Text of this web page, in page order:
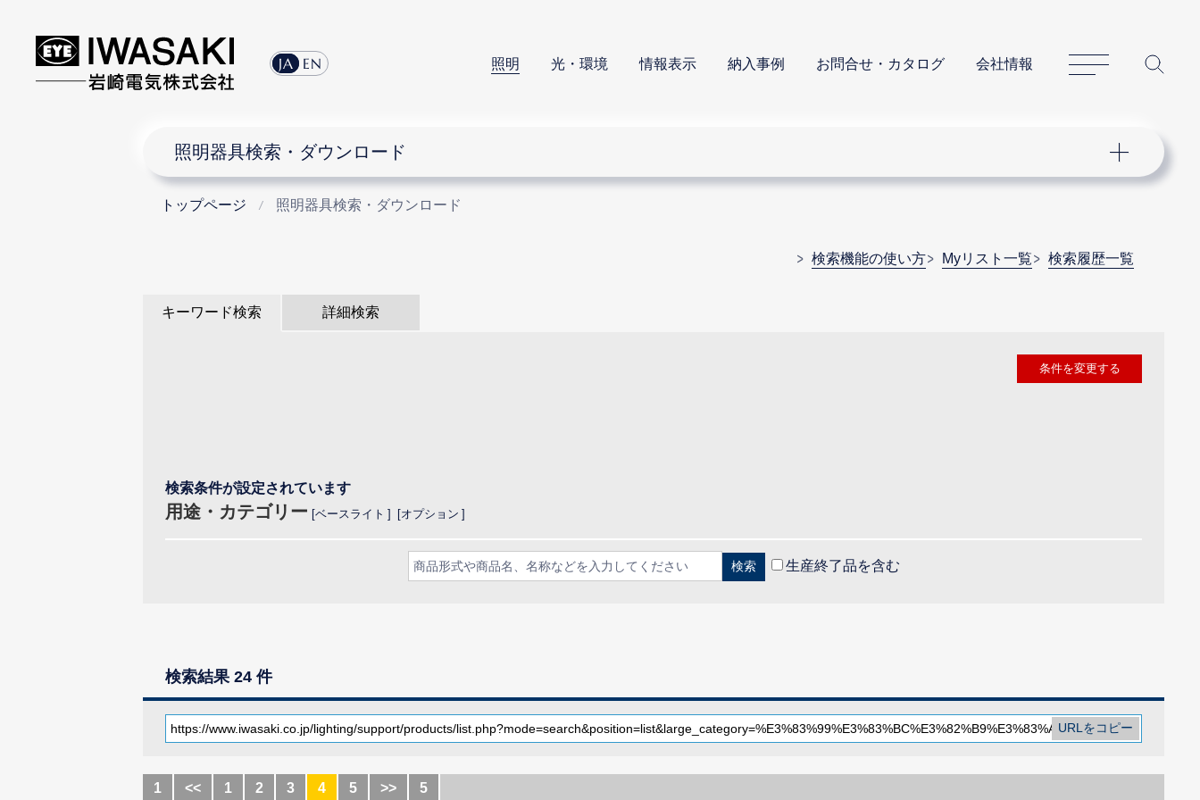
JA EN 照明 光・環境 情報表示 納入事例 お問合せ・カタログ 会社情報
サイトマップ
照明器具検索・ダウンロード
トップページ 照明器具検索・ダウンロード
検索機能の使い方 Myリスト一覧 検索履歴一覧
キーワード検索 詳細検索
条件を変更する
検索条件が設定されています
用途・カテゴリー ベースライト オプション
生産終了品を含む
検索結果 24 件
1 << 1 2 3 4 5 >> 5